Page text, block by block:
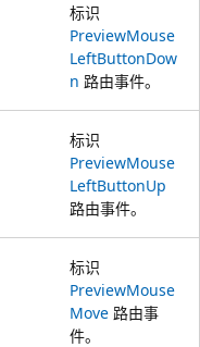
标识
PreviewMouse
LeftButtonDow
n 路由事件。
标识
PreviewMouse
LeftButtonUp
路由事件。
标识
PreviewMouse
Move 路由事
件。